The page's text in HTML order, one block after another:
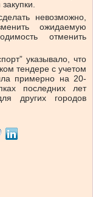
невозможно,
ожидаемую
отменить
указывало, что
тендере с учетом
примерно на 20-
последних лет
других городов